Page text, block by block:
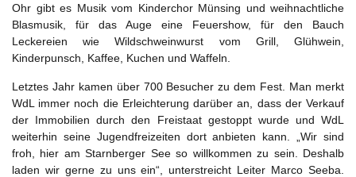
Ohr gibt es Musik vom Kinderchor Münsing und weihnachtliche
Blasmusik, für das Auge eine Feuershow, für den Bauch
Leckereien wie Wildschweinwurst vom Grill, Glühwein,
Kinderpunsch, Kaffee, Kuchen und Waffeln.
Letztes Jahr kamen über 700 Besucher zu dem Fest. Man merkt
WdL immer noch die Erleichterung darüber an, dass der Verkauf
der Immobilien durch den Freistaat gestoppt wurde und WdL
weiterhin seine Jugendfreizeiten dort anbieten kann. „Wir sind
froh, hier am Starnberger See so willkommen zu sein. Deshalb
laden wir gerne zu uns ein“, unterstreicht Leiter Marco Seeba.